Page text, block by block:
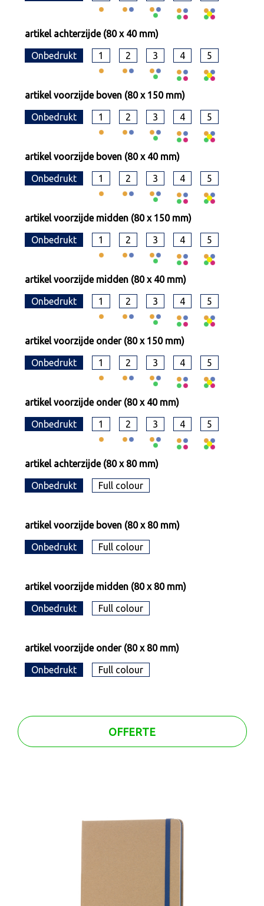
artikel achterzijde (80 x 40 mm)
Onbedrukt 1 2 3 4 5
artikel voorzijde boven (80 x 150 mm)
Onbedrukt 1 2 3 4 5
artikel voorzijde boven (80 x 40 mm)
Onbedrukt 1 2 3 4 5
artikel voorzijde midden (80 x 150 mm)
Onbedrukt 1 2 3 4 5
artikel voorzijde midden (80 x 40 mm)
Onbedrukt 1 2 3 4 5
artikel voorzijde onder (80 x 150 mm)
Onbedrukt 1 2 3 4 5
artikel voorzijde onder (80 x 40 mm)
Onbedrukt 1 2 3 4 5
artikel achterzijde (80 x 80 mm)
Onbedrukt Full colour
artikel voorzijde boven (80 x 80 mm)
Onbedrukt Full colour
artikel voorzijde midden (80 x 80 mm)
Onbedrukt Full colour
artikel voorzijde onder (80 x 80 mm)
Onbedrukt Full colour
OFFERTE